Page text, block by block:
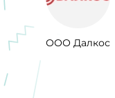
ООО Далкос